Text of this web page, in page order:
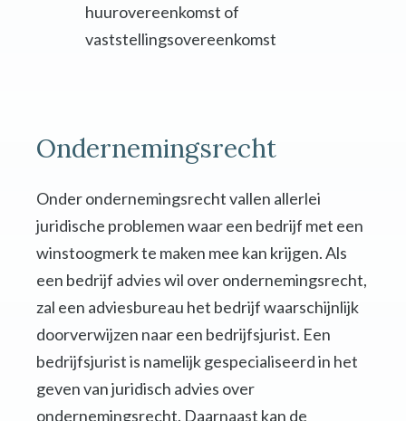
huurovereenkomst of
vaststellingsovereenkomst
Ondernemingsrecht
Onder ondernemingsrecht vallen allerlei
juridische problemen waar een bedrijf met een
winstoogmerk te maken mee kan krijgen. Als
een bedrijf advies wil over ondernemingsrecht,
zal een adviesbureau het bedrijf waarschijnlijk
doorverwijzen naar een bedrijfsjurist. Een
bedrijfsjurist is namelijk gespecialiseerd in het
geven van juridisch advies over
ondernemingsrecht. Daarnaast kan de